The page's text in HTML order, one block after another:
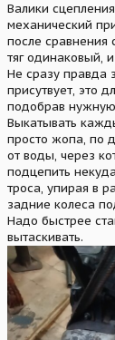
Валики
механический
после сравнения
тяг одинаковый,
Не сразу правда
присутвует, это
подобрав нужную
Выкатывать
просто жопа, по
от воды, через
подцепить
троса, упирая в
задние колеса
Надо быстрее
вытаскивать.